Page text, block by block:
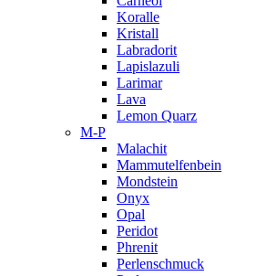
Koralle
Kristall
Labradorit
Lapislazuli
Larimar
Lava
Lemon Quarz
M-P
Malachit
Mammutelfenbein
Mondstein
Onyx
Opal
Peridot
Phrenit
Perlenschmuck